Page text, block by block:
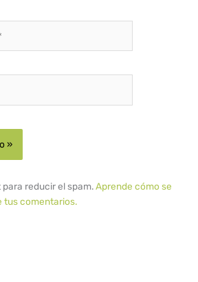
para reducir el spam.Aprende cómo se
tus comentarios.